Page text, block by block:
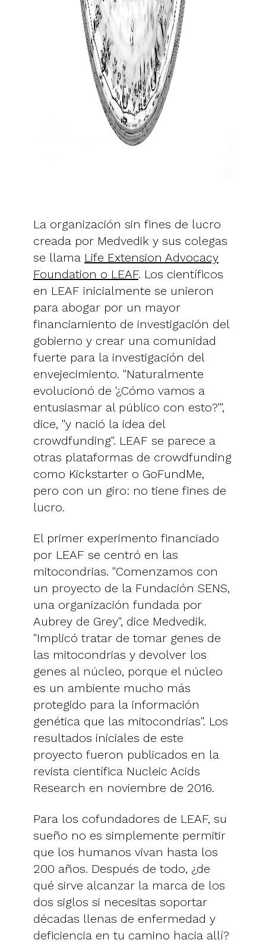
La organización sin fines de lucro
creada por Medvedik y sus colegas
se llama Life Extension Advocacy
Foundation o LEAF. Los científicos
en LEAF inicialmente se unieron
para abogar por un mayor
financiamiento de investigación del
gobierno y crear una comunidad
fuerte para la investigación del
envejecimiento. "Naturalmente
evolucionó de '¿Cómo vamos a
entusiasmar al público con esto?'",
dice, "y nació la idea del
crowdfunding". LEAF se parece a
otras plataformas de crowdfunding
como Kickstarter o GoFundMe,
pero con un giro: no tiene fines de
lucro.
El primer experimento financiado
por LEAF se centró en las
mitocondrias. "Comenzamos con
un proyecto de la Fundación SENS,
una organización fundada por
Aubrey de Grey", dice Medvedik.
"Implicó tratar de tomar genes de
las mitocondrias y devolver los
genes al núcleo, porque el núcleo
es un ambiente mucho más
protegido para la información
genética que las mitocondrias". Los
resultados iniciales de este
proyecto fueron publicados en la
revista científica Nucleic Acids
Research en noviembre de 2016.
Para los cofundadores de LEAF, su
sueño no es simplemente permitir
que los humanos vivan hasta los
200 años. Después de todo, ¿de
qué sirve alcanzar la marca de los
dos siglos si necesitas soportar
décadas llenas de enfermedad y
deficiencia en tu camino hacia allí?